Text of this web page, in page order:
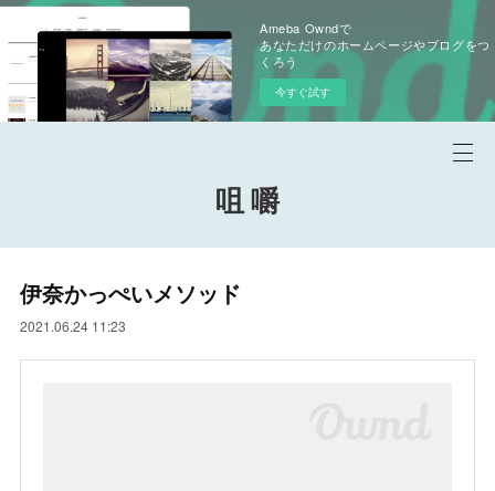
Ameba Owndで
あなただけのホームページやブログをつ
くろう
今すぐ試す
咀 嚼
伊奈かっぺいメソッド
2021.06.24 11:23